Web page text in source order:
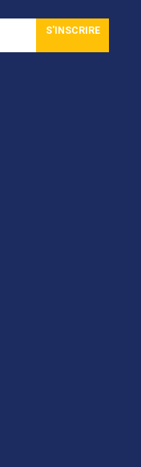
S'INSCRIRE